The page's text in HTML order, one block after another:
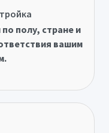
полу, стране и
вашим